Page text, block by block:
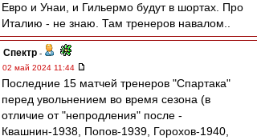
Евро и Унаи, и Гильермо будут в шортах. Про
Италию - не знаю. Там тренеров навалом..
Спектр -
02 май 2024 11:44
Последние 15 матчей тренеров "Спартака"
перед увольнением во время сезона (в
отличие от "непродления" после -
Квашнин-1938, Попов-1939, Горохов-1940,